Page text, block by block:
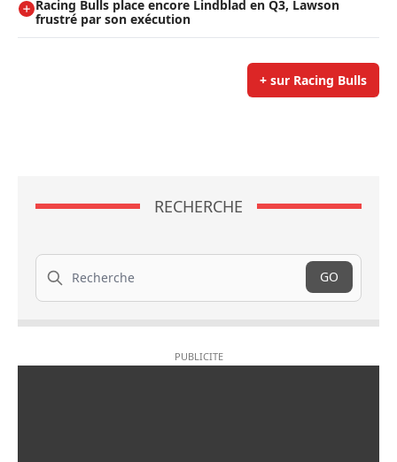
Racing Bulls place encore Lindblad en Q3, Lawson
frustré par son exécution
+ sur Racing Bulls
RECHERCHE
Recherche
GO